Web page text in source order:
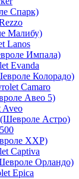
Lanos
Evanda
Camaro
Aveo
Captiva
Epica